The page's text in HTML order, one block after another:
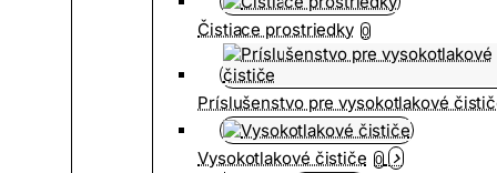
Čistiace prostriedky 0
Príslušenstvo pre vysokotlakové
Vysokotlakové čističe 0